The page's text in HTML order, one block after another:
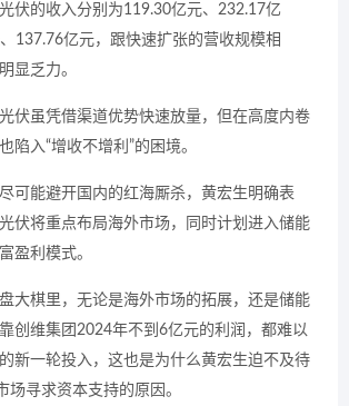
伏的收入分别为119.30亿元、232.17亿
137.76亿元，跟快速扩张的营收规模相
显乏力。
伏虽凭借渠道优势快速放量，但在高度内卷
陷入“增收不增利”的困境。
可能避开国内的红海厮杀，黄宏生明确表
伏将重点布局海外市场，同时计划进入储能
盈利模式。
大棋里，无论是海外市场的拓展，还是储能
创维集团2024年不到6亿元的利润，都难以
新一轮投入，这也是为什么黄宏生迫不及待
场寻求资本支持的原因。